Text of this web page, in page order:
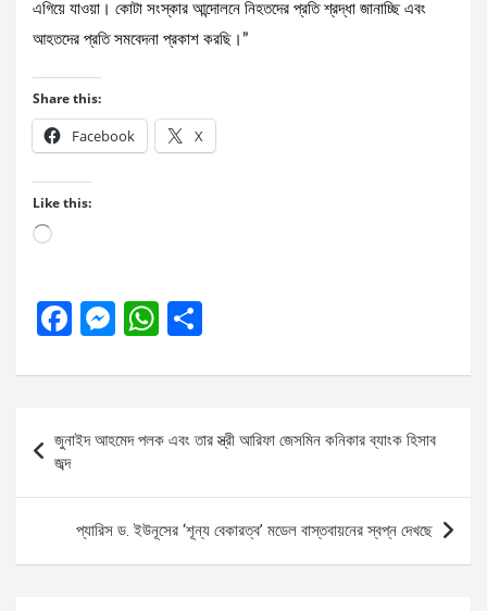
এগিয়ে যাওয়া। কোটা সংস্কার আন্দোলনে নিহতদের প্রতি শ্রদ্ধা জানাচ্ছি এবং
আহতদের প্রতি সমবেদনা প্রকাশ করছি।”
Share this:
Facebook X
Like this:
Loading…
F
ce
b
o
o
k
M
se
g
er
W
at
A
p
p
ar
navigation
জুনাইদ আহমেদ পলক এবং তার স্ত্রী আরিফা জেসমিন কনিকার ব্যাংক হিসাব
জব্দ
প্যারিস ড. ইউনূসের ‘শূন্য বেকারত্ব’ মডেল বাস্তবায়নের স্বপ্ন দেখছে